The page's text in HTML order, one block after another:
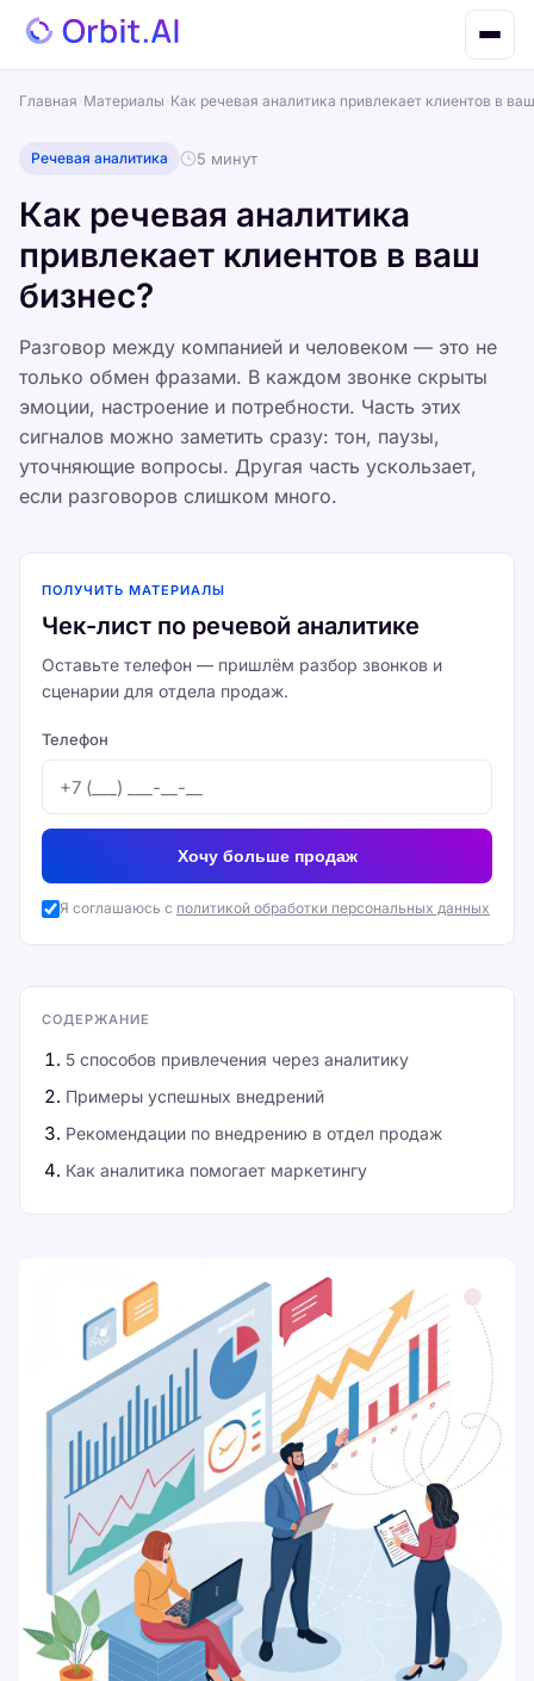
Главная Материалы Как речевая аналитика привлекает клиентов в
Речевая аналитика 5 минут
Как речевая аналитика
привлекает клиентов в ваш
бизнес?
Разговор между компанией и человеком — это не
только обмен фразами. В каждом звонке скрыты
эмоции, настроение и потребности. Часть этих
сигналов можно заметить сразу: тон, паузы,
уточняющие вопросы. Другая часть ускользает,
если разговоров слишком много.
ПОЛУЧИТЬ МАТЕРИАЛЫ
Чек-лист по речевой аналитике
Оставьте телефон — пришлём разбор звонков и
сценарии для отдела продаж.
Телефон
Хочу больше продаж
Я соглашаюсь с политикой обработки персональных данных
СОДЕРЖАНИЕ
5 способов привлечения через аналитику
Примеры успешных внедрений
Рекомендации по внедрению в отдел продаж
Как аналитика помогает маркетингу